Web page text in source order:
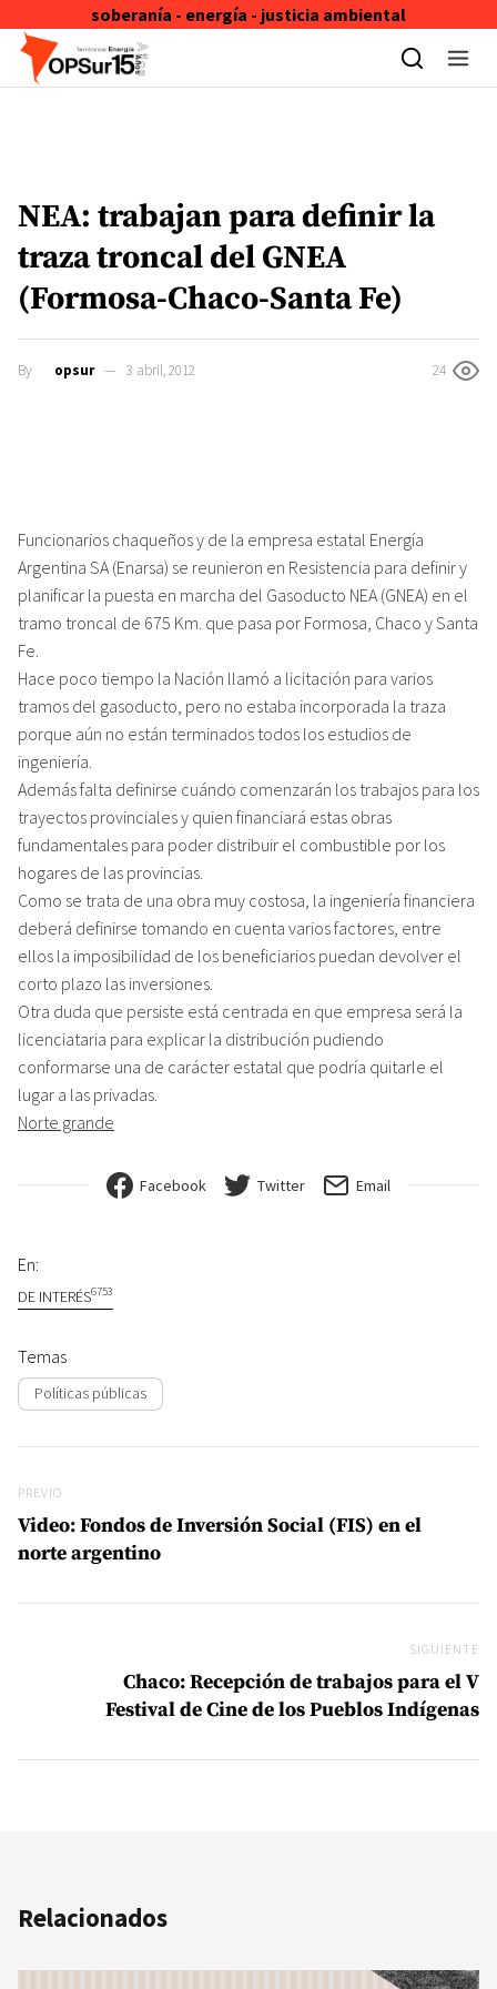
soberanía - energía - justicia ambiental
Skip to content
NEA: trabajan para definir la
traza troncal del GNEA
(Formosa-Chaco-Santa Fe)
By opsur 3 abril, 2012 24
Funcionarios chaqueños y de la empresa estatal Energía
Argentina SA (Enarsa) se reunieron en Resistencia para definir y
planificar la puesta en marcha del Gasoducto NEA (GNEA) en el
tramo troncal de 675 Km. que pasa por Formosa, Chaco y Santa
Fe.
Hace poco tiempo la Nación llamó a licitación para varios
tramos del gasoducto, pero no estaba incorporada la traza
porque aún no están terminados todos los estudios de
ingeniería.
Además falta definirse cuándo comenzarán los trabajos para los
trayectos provinciales y quien financiará estas obras
fundamentales para poder distribuir el combustible por los
hogares de las provincias.
Como se trata de una obra muy costosa, la ingeniería financiera
deberá definirse tomando en cuenta varios factores, entre
ellos la imposibilidad de los beneficiarios puedan devolver el
corto plazo las inversiones.
Otra duda que persiste está centrada en que empresa será la
licenciataria para explicar la distribución pudiendo
conformarse una de carácter estatal que podría quitarle el
lugar a las privadas.
Norte grande
Facebook Twitter Email
En:
DE INTERÉS6753
Temas
Políticas públicas
Previo
PREVIO
Video: Fondos de Inversión Social (FIS) en el
norte argentino
SIGUIENTE
Chaco: Recepción de trabajos para el V
Festival de Cine de los Pueblos Indígenas
Relacionados